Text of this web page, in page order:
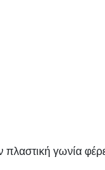
γωνία